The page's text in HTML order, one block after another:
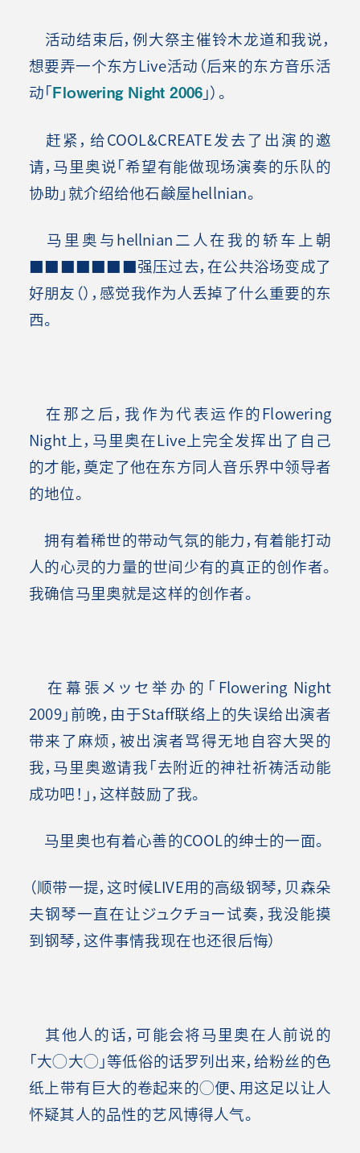
活动结束后，例大祭主催铃木龙道和我说，
想要弄一个东方Live活动（后来的东方音乐活
动「Flowering Night 2006」）。
赶紧，给COOL&CREATE发去了出演的邀
请，马里奥说「希望有能做现场演奏的乐队的
协助」就介绍给他石鹸屋hellnian。
马里奥与hellnian二人在我的轿车上朝
■■■■■■■强压过去，在公共浴场变成了
好朋友（），感觉我作为人丢掉了什么重要的东
西。
在那之后，我作为代表运作的Flowering
Night上，马里奥在Live上完全发挥出了自己
的才能，奠定了他在东方同人音乐界中领导者
的地位。
拥有着稀世的带动气氛的能力，有着能打动
人的心灵的力量的世间少有的真正的创作者。
我确信马里奥就是这样的创作者。
在幕張メッセ举办的「Flowering Night
2009」前晚，由于Staff联络上的失误给出演者
带来了麻烦，被出演者骂得无地自容大哭的
我，马里奥邀请我「去附近的神社祈祷活动能
成功吧！」，这样鼓励了我。
马里奥也有着心善的COOL的绅士的一面。
（顺带一提，这时候LIVE用的高级钢琴，贝森朵
夫钢琴一直在让ジュクチョー试奏，我没能摸
到钢琴，这件事情我现在也还很后悔）
其他人的话，可能会将马里奥在人前说的
「大◯大◯」等低俗的话罗列出来，给粉丝的色
纸上带有巨大的卷起来的◯便、用这足以让人
怀疑其人的品性的艺风博得人气。